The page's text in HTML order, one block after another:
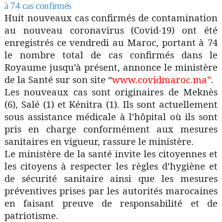
à 74 cas confirmés
Huit nouveaux cas confirmés de contamination
au nouveau coronavirus (Covid-19) ont été
enregistrés ce vendredi au Maroc, portant à 74
le nombre total de cas confirmés dans le
Royaume jusqu’à présent, annonce le ministère
de la Santé sur son site “www.covidmaroc.ma”.
Les nouveaux cas sont originaires de Meknès
(6), Salé (1) et Kénitra (1). Ils sont actuellement
sous assistance médicale à l’hôpital où ils sont
pris en charge conformément aux mesures
sanitaires en vigueur, rassure le ministère.
Le ministère de la santé invite les citoyennes et
les citoyens à respecter les règles d’hygiène et
de sécurité sanitaire ainsi que les mesures
préventives prises par les autorités marocaines
en faisant preuve de responsabilité et de
patriotisme.